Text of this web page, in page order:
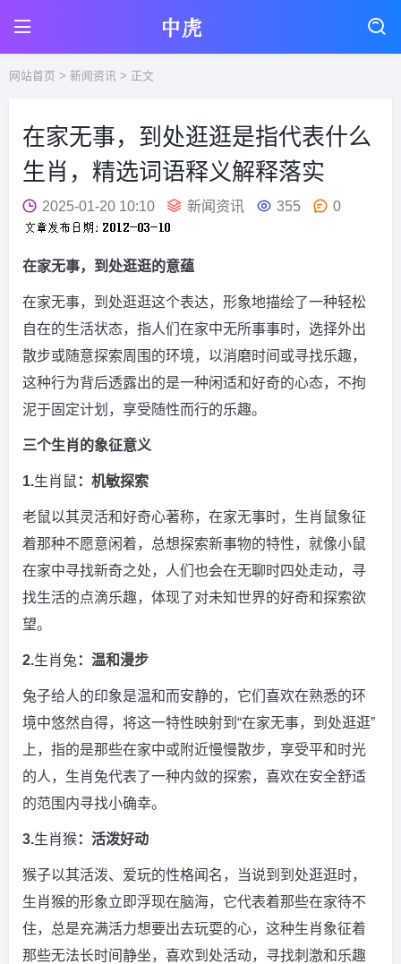
网站首页 > 新闻资讯 > 正文
在家无事，到处逛逛是指代表什么
生肖，精选词语释义解释落实
2025-01-20 10:10 新闻资讯 355 0
在家无事，到处逛逛的意蕴
在家无事，到处逛逛这个表达，形象地描绘了一种轻松
自在的生活状态，指人们在家中无所事事时，选择外出
散步或随意探索周围的环境，以消磨时间或寻找乐趣，
这种行为背后透露出的是一种闲适和好奇的心态，不拘
泥于固定计划，享受随性而行的乐趣。
三个生肖的象征意义
1.生肖鼠 ：机敏探索
老鼠以其灵活和好奇心著称，在家无事时，生肖鼠象征
着那种不愿意闲着，总想探索新事物的特性，就像小鼠
在家中寻找新奇之处，人们也会在无聊时四处走动，寻
找生活的点滴乐趣，体现了对未知世界的好奇和探索欲
望。
2.生肖兔 ：温和漫步
兔子给人的印象是温和而安静的，它们喜欢在熟悉的环
境中悠然自得，将这一特性映射到“在家无事，到处逛逛”
上，指的是那些在家中或附近慢慢散步，享受平和时光
的人，生肖兔代表了一种内敛的探索，喜欢在安全舒适
的范围内寻找小确幸。
3.生肖猴：活泼好动
猴子以其活泼、爱玩的性格闻名，当说到到处逛逛时，
生肖猴的形象立即浮现在脑海，它代表着那些在家待不
住，总是充满活力想要出去玩耍的心，这种生肖象征着
那些无法长时间静坐，喜欢到处活动，寻找刺激和乐趣